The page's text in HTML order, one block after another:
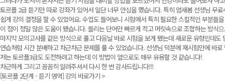
토르플 2급 듣기만 따로 강좌가 있어서 일단 너무 안심을 했습니다. 특히 엄새봄 선생님 무
쉽게 강의 결정을 할 수 있었어요. 수업도 들어보니 시험에서 특히 필요한 스킬적인 부분들
이 점이 정말 많은 도움이 됐습니다. 들리는 단어만 빠르게 적고 머릿속으로 조합하는 방식
마지막 모의고사를 같은 방식으로 풀고 다음날 바로 시험을 보게 됐는데 새로운 유형인데도
연습처럼 시간 분배하고 차근차근 문제를 풀 수 있었습니다. 선생님 덕분에 재시험만에 바
저는 토르플3급도 도전하려고 하는데 이 방법이 앞으로도 매우 유용할 것 같습니다!
차근하게 그리고 꼼꼼히 알려주셔서 다시 한 번 감사드립니다!!!
[토르플 2단계 - 듣기 영역]강의 바로가기 >